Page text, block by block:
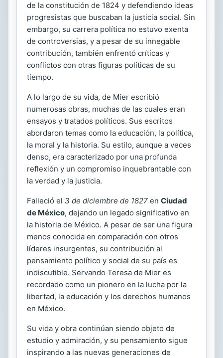
de la constitución de 1824 y defendiendo ideas
progresistas que buscaban la justicia social. Sin
embargo, su carrera política no estuvo exenta
de controversias, y a pesar de su innegable
contribución, también enfrentó críticas y
conflictos con otras figuras políticas de su
tiempo.
A lo largo de su vida, de Mier escribió
numerosas obras, muchas de las cuales eran
ensayos y tratados políticos. Sus escritos
abordaron temas como la educación, la política,
la moral y la historia. Su estilo, aunque a veces
denso, era caracterizado por una profunda
reflexión y un compromiso inquebrantable con
la verdad y la justicia.
Falleció el 3 de diciembre de 1827 en Ciudad
de México, dejando un legado significativo en
la historia de México. A pesar de ser una figura
menos conocida en comparación con otros
líderes insurgentes, su contribución al
pensamiento político y social de su país es
indiscutible. Servando Teresa de Mier es
recordado como un pionero en la lucha por la
libertad, la educación y los derechos humanos
en México.
Su vida y obra continúan siendo objeto de
estudio y admiración, y su pensamiento sigue
inspirando a las nuevas generaciones de